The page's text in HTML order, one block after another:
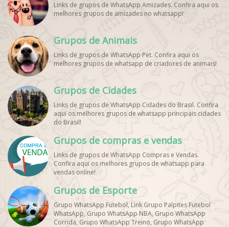
Links de grupos de WhatsApp Amizades. Confira aqui os
melhores grupos de amizades no whatsapp!
Grupos de Animais
Links de grupos de WhatsApp Pet. Confira aqui os
melhores grupos de whatsapp de criadores de animais!
Grupos de Cidades
Links de grupos de WhatsApp Cidades do Brasil. Confira
aqui os melhores grupos de whatsapp principais cidades
do Brasil!
Grupos de compras e vendas
Links de grupos de WhatsApp Compras e Vendas.
Confira aqui os melhores grupos de whatsapp para
vendas online!
Grupos de Esporte
Grupo WhatsApp Futebol, Link Grupo Palpites Futebol
WhatsApp, Grupo WhatsApp NBA, Grupo WhatsApp
Corrida, Grupo WhatsApp Treino, Grupo WhatsApp